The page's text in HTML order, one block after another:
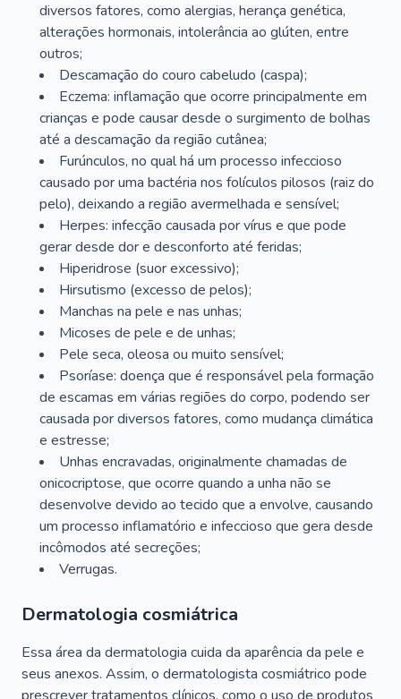
diversos fatores, como alergias, herança genética,
alterações hormonais, intolerância ao glúten, entre
outros;
Descamação do couro cabeludo (caspa);
Eczema: inflamação que ocorre principalmente em
crianças e pode causar desde o surgimento de bolhas
até a descamação da região cutânea;
Furúnculos, no qual há um processo infeccioso
causado por uma bactéria nos folículos pilosos (raiz do
pelo), deixando a região avermelhada e sensível;
Herpes: infecção causada por vírus e que pode
gerar desde dor e desconforto até feridas;
Hiperidrose (suor excessivo);
Hirsutismo (excesso de pelos);
Manchas na pele e nas unhas;
Micoses de pele e de unhas;
Pele seca, oleosa ou muito sensível;
Psoríase: doença que é responsável pela formação
de escamas em várias regiões do corpo, podendo ser
causada por diversos fatores, como mudança climática
e estresse;
Unhas encravadas, originalmente chamadas de
onicocriptose, que ocorre quando a unha não se
desenvolve devido ao tecido que a envolve, causando
um processo inflamatório e infeccioso que gera desde
incômodos até secreções;
Verrugas.
Dermatologia cosmiátrica
Essa área da dermatologia cuida da aparência da pele e
seus anexos. Assim, o dermatologista cosmiátrico pode